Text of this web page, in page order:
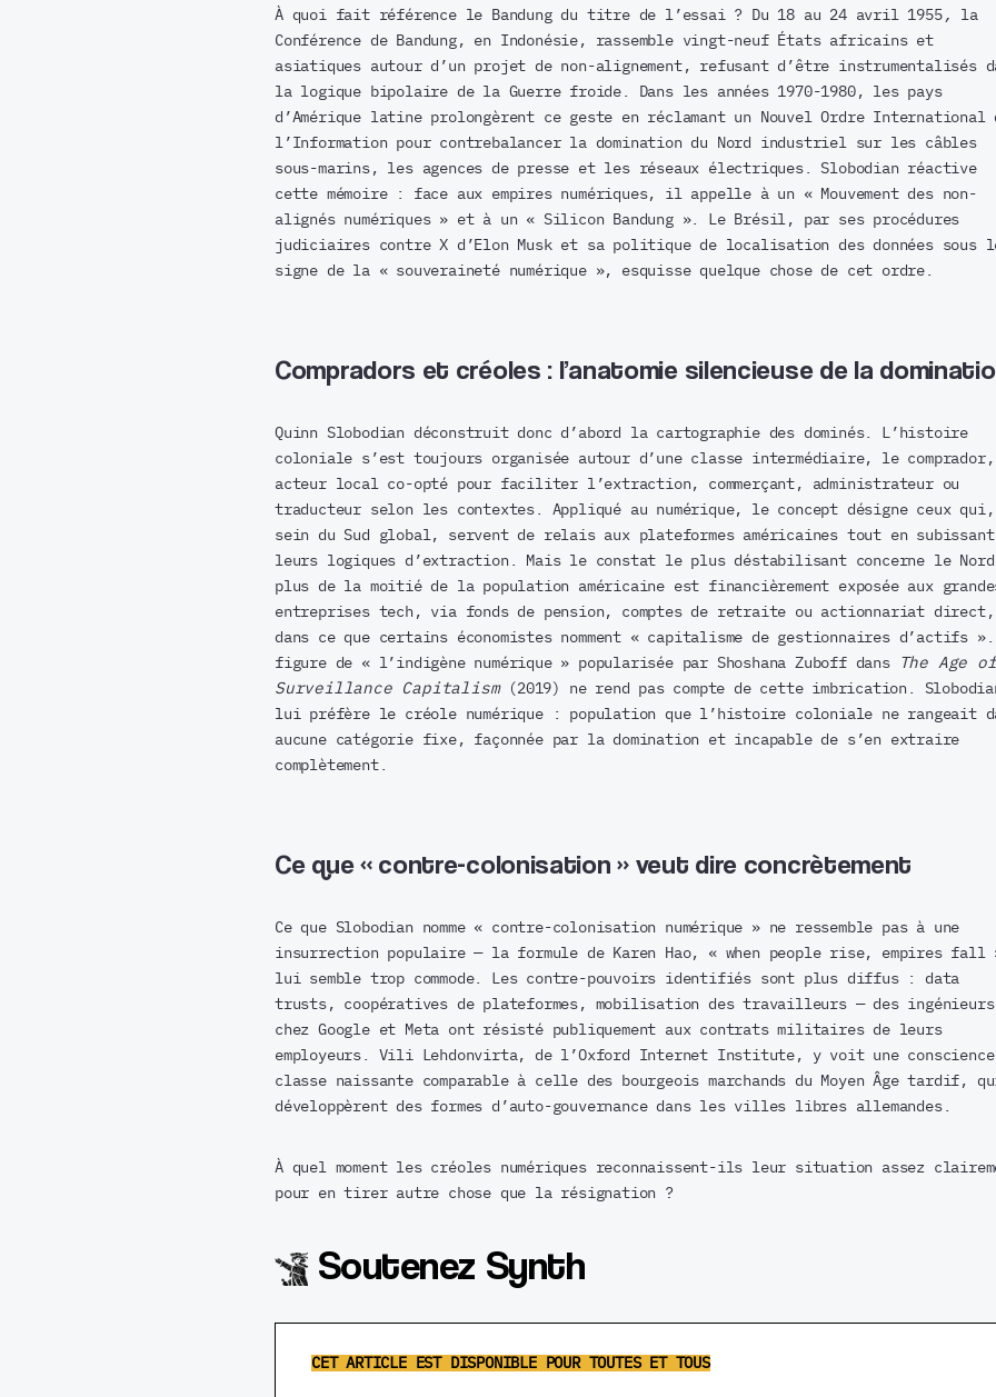
À quoi fait référence le Bandung du titre de l’essai ? Du 18 au 24 avril 1955,
la
Conférence de Bandung, en Indonésie, rassemble vingt-neuf États africains et
asiatiques autour d’un projet de non-alignement, refusant d’être instrumentalisés
la logique bipolaire de la Guerre froide. Dans les années 1970-1980, les pays
d’Amérique latine prolongèrent ce geste en réclamant un Nouvel Ordre International
l’Information pour contrebalancer la domination du Nord industriel sur les câbles
sous-marins, les agences de presse et les réseaux électriques. Slobodian réactive
cette mémoire : face aux empires numériques, il appelle à un « Mouvement des non-
alignés numériques » et à un « Silicon Bandung ». Le Brésil, par ses procédures
judiciaires contre X d’Elon Musk et sa politique de localisation des données sous
signe de la « souveraineté numérique », esquisse quelque chose de cet ordre.
Compradors et créoles : l’anatomie silencieuse de la
Quinn Slobodian déconstruit donc d’abord la cartographie des dominés. L’histoire
coloniale s’est toujours organisée autour d’une classe intermédiaire, le comprador,
acteur local co-opté pour faciliter l’extraction, commerçant, administrateur ou
traducteur selon les contextes. Appliqué au numérique, le concept désigne ceux
sein du Sud global, servent de relais aux plateformes américaines tout en subissant
leurs logiques d’extraction. Mais le constat le plus déstabilisant concerne le
plus de la moitié de la population américaine est financièrement exposée aux
entreprises tech, via fonds de pension, comptes de retraite ou actionnariat direct,
dans ce que certains économistes nomment « capitalisme de gestionnaires d’actifs
figure de « l’indigène numérique » popularisée par Shoshana Zuboff dans
The Age of
Surveillance Capitalism(2019) ne rend pas compte de cette imbrication.
lui préfère le créole numérique : population que l’histoire coloniale ne rangeait
aucune catégorie fixe, façonnée par la domination et incapable de s’en extraire
complètement.
Ce que « contre-colonisation » veut dire concrètement
Ce que Slobodian nomme « contre-colonisation numérique » ne ressemble pas à une
insurrection populaire — la formule de Karen Hao, « when people rise, empires fall
lui semble trop commode. Les contre-pouvoirs identifiés sont plus diffus : data
trusts, coopératives de plateformes, mobilisation des travailleurs — des ingénieurs
chez Google et Meta ont résisté publiquement aux contrats militaires de leurs
employeurs. Vili Lehdonvirta, de l’Oxford Internet Institute, y voit une conscience
classe naissante comparable à celle des bourgeois marchands du Moyen Âge tardif,
développèrent des formes d’auto-gouvernance dans les villes libres allemandes.
À quel moment les créoles numériques reconnaissent-ils leur situation assez
pour en tirer autre chose que la résignation ?
Soutenez Synth
CET ARTICLE EST DISPONIBLE POUR TOUTES ET TOUS